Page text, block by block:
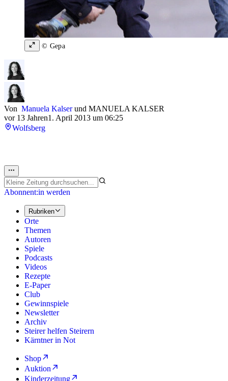
© Gepa
Von Manuela Kalserund MANUELA KALSER
vor 13 Jahren1. April 2013 um 06:25
Wolfsberg
Abonnent:in werden
Rubriken
Orte
Themen
Autoren
Spiele
Podcasts
Videos
Rezepte
E-Paper
Club
Gewinnspiele
Newsletter
Archiv
Steirer helfen Steirern
Kärntner in Not
Shop
Auktion
Kinderzeitung